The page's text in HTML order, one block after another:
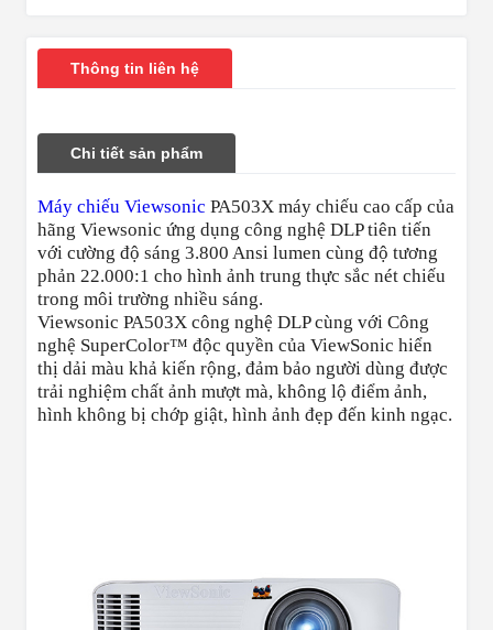
Thông tin liên hệ
Chi tiết sản phẩm
Máy chiếu Viewsonic PA503X máy chiếu cao cấp của
hãng Viewsonic ứng dụng công nghệ DLP tiên tiến
với cường độ sáng 3.800 Ansi lumen cùng độ tương
phản 22.000:1 cho hình ảnh trung thực sắc nét chiếu
trong môi trường nhiều sáng.
Viewsonic PA503X công nghệ DLP cùng với Công
nghệ SuperColor™ độc quyền của ViewSonic hiển
thị dải màu khả kiến rộng, đảm bảo người dùng được
trải nghiệm chất ảnh mượt mà, không lộ điểm ảnh,
hình không bị chớp giật, hình ảnh đẹp đến kinh ngạc.